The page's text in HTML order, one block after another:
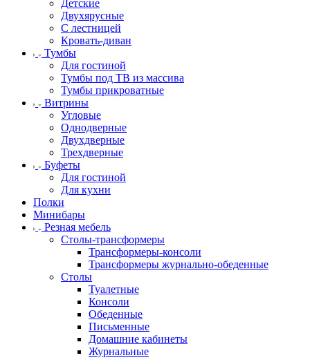
Детские
Двухярусные
С лестницей
Кровать-диван
Тумбы
Для гостиной
Тумбы под ТВ из массива
Тумбы прикроватные
Витрины
Угловые
Однодверные
Двухдверные
Трехдверные
Буфеты
Для гостиной
Для кухни
Полки
Минибары
Резная мебель
Столы-трансформеры
Трансформеры-консоли
Трансформеры журнально-обеденные
Столы
Туалетные
Консоли
Обеденные
Письменные
Домашние кабинеты
Журнальные